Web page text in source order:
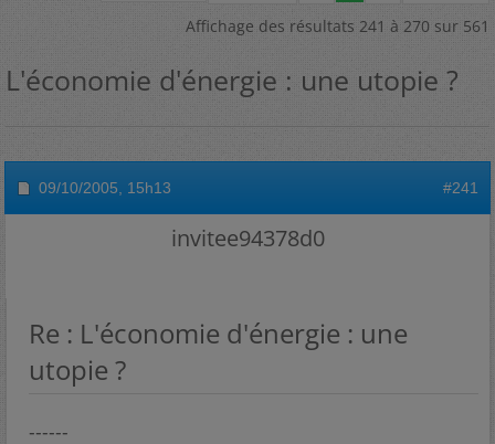
Affichage des résultats 241 à 270 sur 561
L'économie d'énergie : une utopie ?
09/10/2005, 15h13 #241
invitee94378d0
Re : L'économie d'énergie : une
utopie ?
------